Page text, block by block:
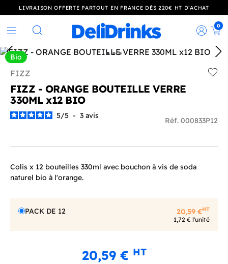
LIVRAISON OFFERTE PARTOUT EN FRANCE DÈS 220€ HT D’ACHAT
Rechercher
0
Bio
FIZZ
FIZZ - ORANGE BOUTEILLE VERRE
330ML x12 BIO
5/5 - 3 avis
Réf. 000833P12
Colis x 12 bouteilles 330ml avec bouchon à vis de soda
naturel bio à l'orange.
PACK DE 12 20,59 €HT
1,72 € l'unité
20,59 € HT